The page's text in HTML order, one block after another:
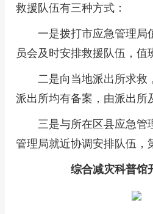
救援队伍有三种方式：
一是拨打市应急管理局
员会及时安排救援队伍，值
二是向当地派出所求救
派出所均有备案，由派出所
三是与所在区县应急管
管理局就近协调安排队伍，
综合减灾科普馆